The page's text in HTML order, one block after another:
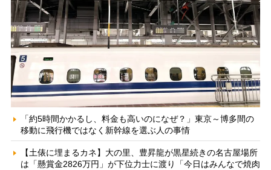
「約5時間かかるし、料金も高いのになぜ？」東京～博多間の
移動に飛行機ではなく新幹線を選ぶ人の事情
【土俵に埋まるカネ】大の里、豊昇龍が黒星続きの名古屋場所
は「懸賞金2826万円」が下位力士に渡り「今日はみんなで焼肉